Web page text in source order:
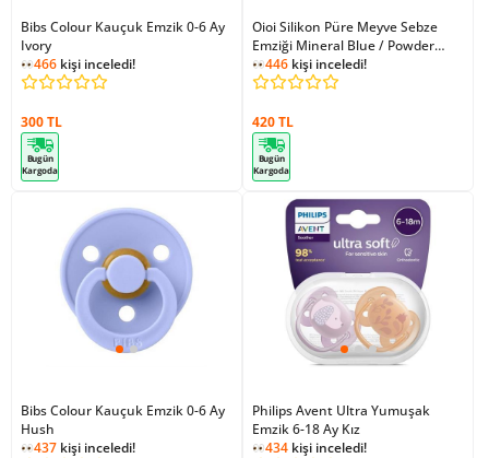
Bibs Colour Kauçuk Emzik 0-6 Ay
Ivory
466 kişi inceledi!
300 TL
Bugün
Kargoda
Oioi Silikon Püre Meyve Sebze
Emziği Mineral Blue / Powder
Grey
446 kişi inceledi!
420 TL
Bugün
Kargoda
Bibs Colour Kauçuk Emzik 0-6 Ay
Hush
437 kişi inceledi!
Philips Avent Ultra Yumuşak
Emzik 6-18 Ay Kız
434 kişi inceledi!